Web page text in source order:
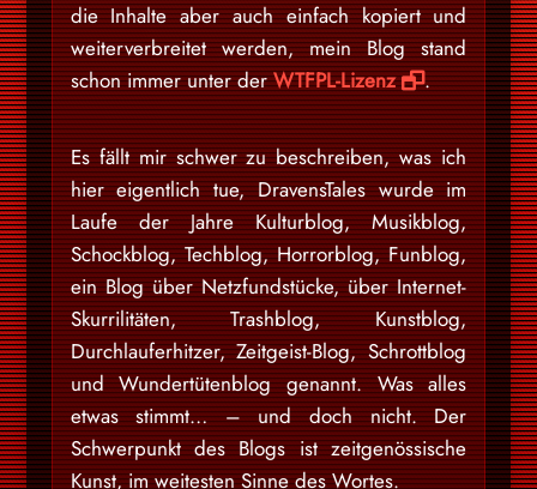
die Inhalte aber auch einfach kopiert und
weiterverbreitet werden, mein Blog stand
schon immer unter derWTFPL-Lizenz .
Es fällt mir schwer zu beschreiben, was ich
hier eigentlich tue, DravensTales wurde im
Laufe der Jahre Kulturblog, Musikblog,
Schockblog, Techblog, Horrorblog, Funblog,
ein Blog über Netzfundstücke, über Internet-
Skurrilitäten, Trashblog, Kunstblog,
Durchlauferhitzer, Zeitgeist-Blog, Schrottblog
und Wundertütenblog genannt. Was alles
etwas stimmt… – und doch nicht. Der
Schwerpunkt des Blogs ist zeitgenössische
Kunst, im weitesten Sinne des Wortes.